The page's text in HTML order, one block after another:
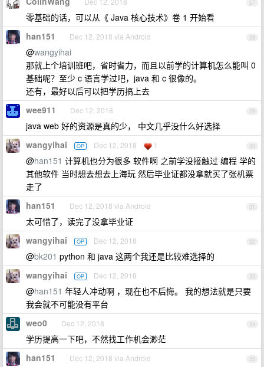
27
零基础的话，可以从《 Java 核心技术》卷 1 开始看
28
han151 Dec 12, 2018 via Android
@wangyihai
那就上个培训班吧，省时省力，而且以前学的计算机怎么能叫 0
基础呢？至少 c 语言学过吧，java 和 c 很像的。
还有，最好以后可以把学历搞上去
29
wee911 Dec 12, 2018
java web 好的资源是真的少， 中文几乎没什么好选择
30
wangyihai OP Dec 12, 2018 1
@han151 计算机也分为很多 软件啊 之前学没接触过 编程 学的
其他软件 当时想去想去上海玩 然后毕业证都没拿就买了张机票
走了
31
han151 Dec 12, 2018 via Android
太可惜了，读完了没拿毕业证
32
wangyihai OP Dec 12, 2018
@bk201 python 和 java 这两个我还是比较难选择的
33
wangyihai OP Dec 12, 2018
@han151 年轻人冲动啊 ，现在也不后悔。 我的想法就是只要
我会就不可能没有平台
34
weo0 Dec 12, 2018
学历提高一下吧，不然找工作机会渺茫
35
han151 Dec 12, 2018 via Android